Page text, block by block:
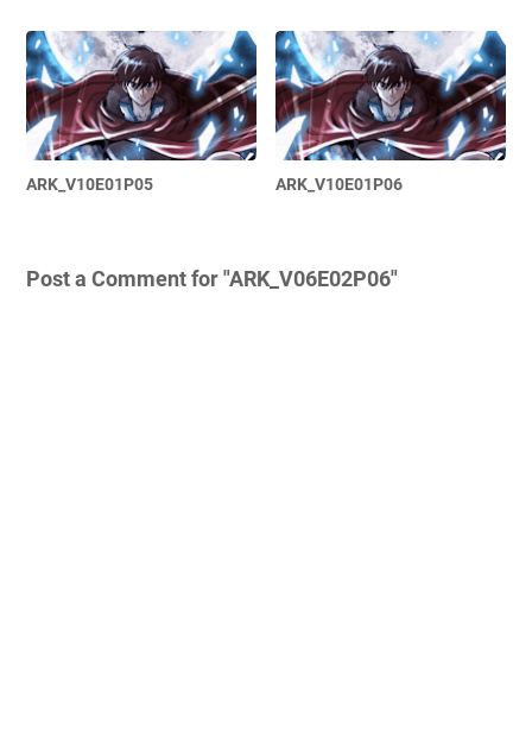
ARK_V10E01P05 ARK_V10E01P06
Post a Comment for "ARK_V06E02P06"